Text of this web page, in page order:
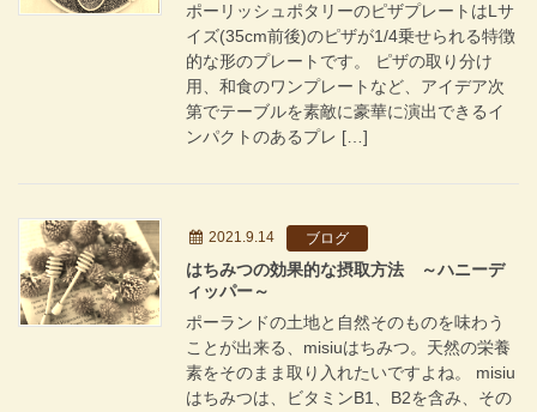
ポーリッシュポタリーのピザプレートはLサ
イズ(35cm前後)のピザが1/4乗せられる特徴
的な形のプレートです。 ピザの取り分け
用、和食のワンプレートなど、アイデア次
第でテーブルを素敵に豪華に演出できるイ
ンパクトのあるプレ […]
2021.9.14 ブログ
はちみつの効果的な摂取方法 ～ハニーデ
ィッパー～
ポーランドの土地と自然そのものを味わう
ことが出来る、misiuはちみつ。天然の栄養
素をそのまま取り入れたいですよね。 misiu
はちみつは、ビタミンB1、B2を含み、その